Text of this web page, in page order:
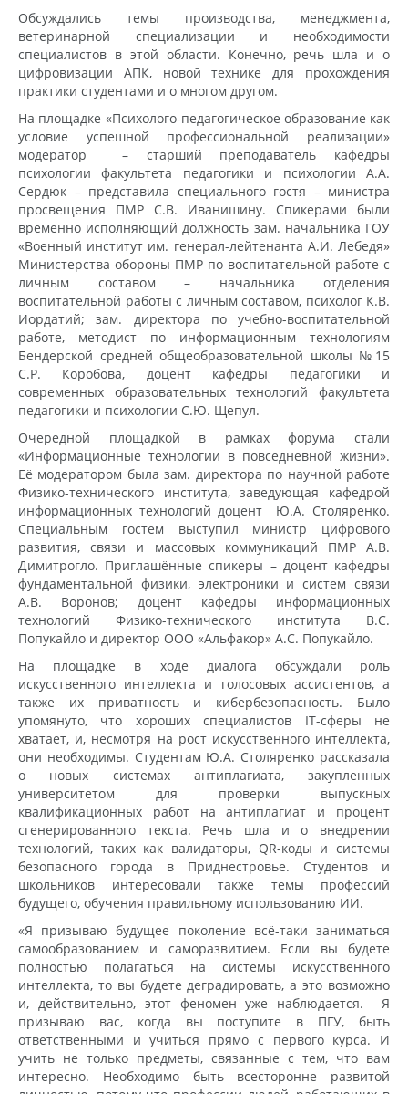
Обсуждались темы производства, менеджмента,
ветеринарной специализации и необходимости
специалистов в этой области. Конечно, речь шла и о
цифровизации АПК, новой технике для прохождения
практики студентами и о многом другом.
На площадке «Психолого-педагогическое образование как
условие успешной профессиональной реализации»
модератор – старший преподаватель кафедры
психологии факультета педагогики и психологии А.А.
Сердюк – представила специального гостя – министра
просвещения ПМР С.В. Иванишину. Спикерами были
временно исполняющий должность зам. начальника ГОУ
«Военный институт им. генерал-лейтенанта А.И. Лебедя»
Министерства обороны ПМР по воспитательной работе с
личным составом – начальника отделения
воспитательной работы с личным составом, психолог К.В.
Иордатий; зам. директора по учебно-воспитательной
работе, методист по информационным технологиям
Бендерской средней общеобразовательной школы №15
С.Р. Коробова, доцент кафедры педагогики и
современных образовательных технологий факультета
педагогики и психологии С.Ю. Щепул.
Очередной площадкой в рамках форума стали
«Информационные технологии в повседневной жизни».
Её модератором была зам. директора по научной работе
Физико-технического института, заведующая кафедрой
информационных технологий доцент Ю.А. Столяренко.
Специальным гостем выступил министр цифрового
развития, связи и массовых коммуникаций ПМР А.В.
Димитрогло. Приглашённые спикеры – доцент кафедры
фундаментальной физики, электроники и систем связи
А.В. Воронов; доцент кафедры информационных
технологий Физико-технического института В.С.
Попукайло и директор ООО «Альфакор» А.С. Попукайло.
На площадке в ходе диалога обсуждали роль
искусственного интеллекта и голосовых ассистентов, а
также их приватность и кибербезопасность. Было
упомянуто, что хороших специалистов IT-сферы не
хватает, и, несмотря на рост искусственного интеллекта,
они необходимы. Студентам Ю.А. Столяренко рассказала
о новых системах антиплагиата, закупленных
университетом для проверки выпускных
квалификационных работ на антиплагиат и процент
сгенерированного текста. Речь шла и о внедрении
технологий, таких как валидаторы, QR-коды и системы
безопасного города в Приднестровье. Студентов и
школьников интересовали также темы профессий
будущего, обучения правильному использованию ИИ.
«‎Я призываю будущее поколение всё-таки заниматься
самообразованием и саморазвитием. Если вы будете
полностью полагаться на системы искусственного
интеллекта, то вы будете деградировать, а это возможно
и, действительно, этот феномен уже наблюдается. Я
призываю вас, когда вы поступите в ПГУ, быть
ответственными и учиться прямо с первого курса. И
учить не только предметы, связанные с тем, что вам
интересно. Необходимо быть всесторонне развитой